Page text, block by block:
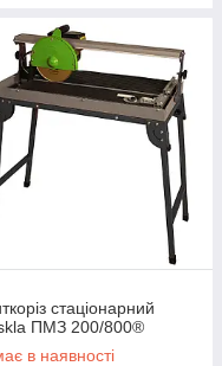
стаціонарний
ПМЗ 200/800®
в наявності